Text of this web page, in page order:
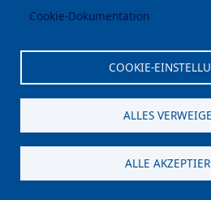
Cookie-Dokumentation
COOKIE-
ALLES
ALLE